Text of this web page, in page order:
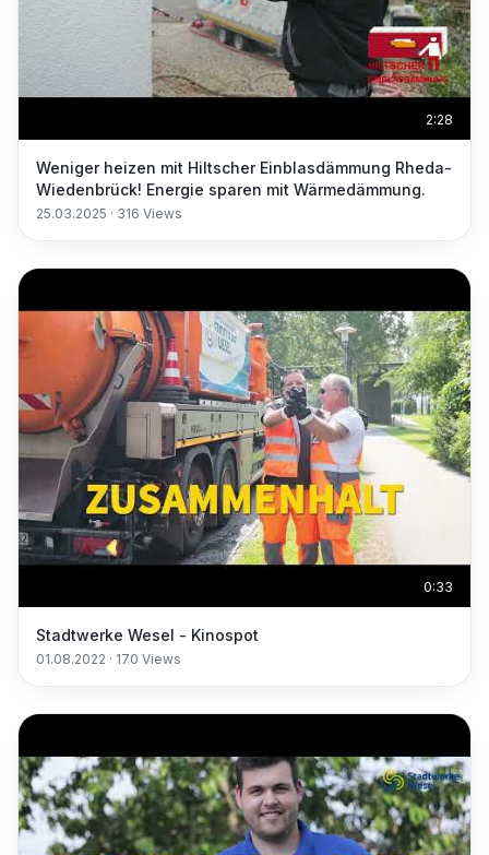
2:28
Weniger heizen mit Hiltscher Einblasdämmung Rheda-
Wiedenbrück! Energie sparen mit Wärmedämmung.
25.03.2025 · 316 Views
0:33
Stadtwerke Wesel - Kinospot
01.08.2022 · 170 Views